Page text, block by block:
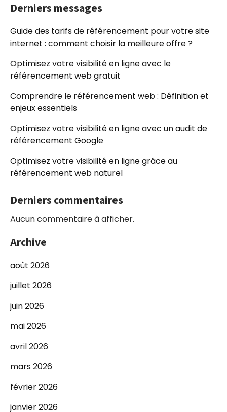
Derniers messages
Guide des tarifs de référencement pour votre site
internet : comment choisir la meilleure offre ?
Optimisez votre visibilité en ligne avec le
référencement web gratuit
Comprendre le référencement web : Définition et
enjeux essentiels
Optimisez votre visibilité en ligne avec un audit de
référencement Google
Optimisez votre visibilité en ligne grâce au
référencement web naturel
Derniers commentaires
Aucun commentaire à afficher.
Archive
août 2026
juillet 2026
juin 2026
mai 2026
avril 2026
mars 2026
février 2026
janvier 2026